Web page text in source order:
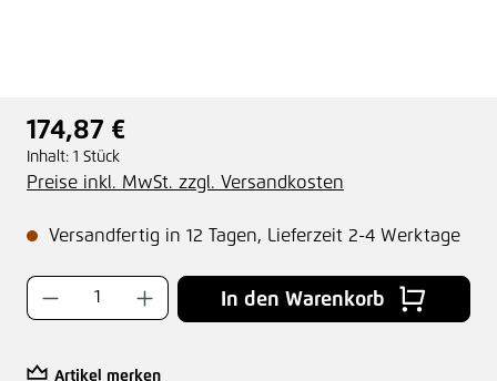
Regulärer Preis:
174,87 €
Inhalt: 1 Stück
Preise inkl. MwSt. zzgl. Versandkosten
Versandfertig in 12 Tagen, Lieferzeit 2-4 Werktage
Produkt Anzahl: Gib den gewünschten
In den Warenkorb
Artikel merken